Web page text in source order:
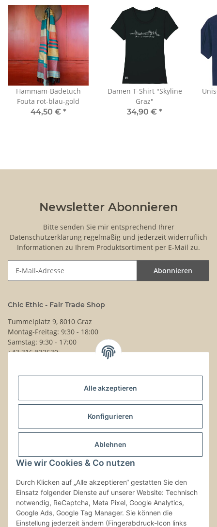
Alle akzeptieren
Konfigurieren
Ablehnen
Wie wir Cookies & Co nutzen
Durch Klicken auf „Alle akzeptieren“ gestatten Sie den
Einsatz folgender Dienste auf unserer Website: Technisch
notwendig, ReCaptcha, Meta Pixel, Google Analytics,
Google Ads, Google Tag Manager. Sie können die
Einstellung jederzeit ändern (Fingerabdruck-Icon links
Hammam-Badetuch
Fouta rot-blau-gold
44,50 € *
Damen T-Shirt "Skyline
Graz"
34,90 € *
Newsletter Abonnieren
Bitte senden Sie mir entsprechend Ihrer
Datenschutzerklärung regelmäßig und jederzeit widerruflich
Informationen zu Ihrem Produktsortiment per E-Mail zu.
Abonnieren
Chic Ethic - Fair Trade Shop
Tummelplatz 9, 8010 Graz
Montag-Freitag: 9:30 - 18:00
Samstag: 9:30 - 17:00
+43 316 832630
Kontaktinformationen
Vertrag widerrufen